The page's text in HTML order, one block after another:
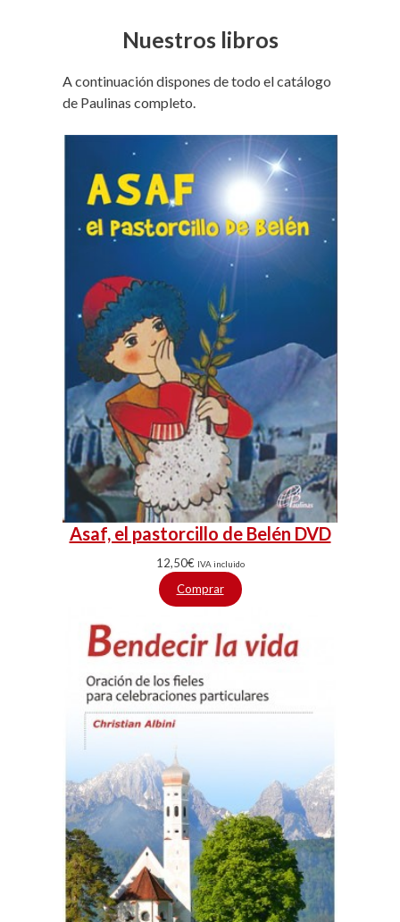
Nuestros libros
A continuación dispones de todo el catálogo
de Paulinas completo.
Asaf, el pastorcillo de Belén DVD
12,50€ IVA incluido
Comprar